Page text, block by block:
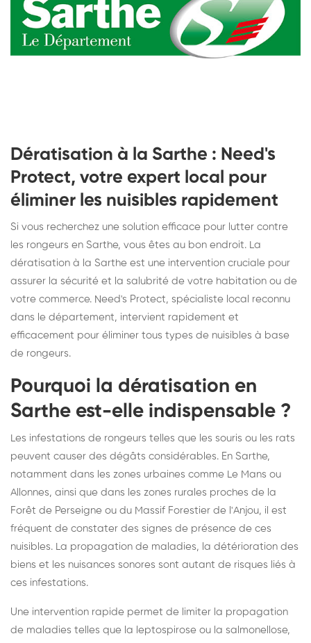
Dératisation à la Sarthe : Need's
Protect, votre expert local pour
éliminer les nuisibles rapidement
Si vous recherchez une solution efficace pour lutter contre
les rongeurs en Sarthe, vous êtes au bon endroit. La
dératisation à la Sarthe est une intervention cruciale pour
assurer la sécurité et la salubrité de votre habitation ou de
votre commerce. Need's Protect, spécialiste local reconnu
dans le département, intervient rapidement et
efficacement pour éliminer tous types de nuisibles à base
de rongeurs.
Pourquoi la dératisation en
Sarthe est-elle indispensable ?
Les infestations de rongeurs telles que les souris ou les rats
peuvent causer des dégâts considérables. En Sarthe,
notamment dans les zones urbaines comme Le Mans ou
Allonnes, ainsi que dans les zones rurales proches de la
Forêt de Perseigne ou du Massif Forestier de l'Anjou, il est
fréquent de constater des signes de présence de ces
nuisibles. La propagation de maladies, la détérioration des
biens et les nuisances sonores sont autant de risques liés à
ces infestations.
Une intervention rapide permet de limiter la propagation
de maladies telles que la leptospirose ou la salmonellose,